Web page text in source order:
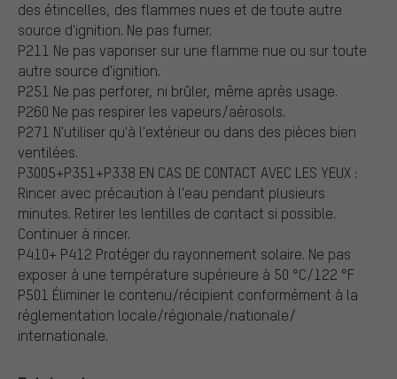
des étincelles, des flammes nues et de toute autre
source d'ignition. Ne pas fumer.
P211 Ne pas vaporiser sur une flamme nue ou sur toute
autre source d'ignition.
P251 Ne pas perforer, ni brûler, même après usage.
P260 Ne pas respirer les vapeurs/aérosols.
P271 N'utiliser qu'à l'extérieur ou dans des pièces bien
ventilées.
P3005+P351+P338 EN CAS DE CONTACT AVEC LES YEUX :
Rincer avec précaution à l'eau pendant plusieurs
minutes. Retirer les lentilles de contact si possible.
Continuer à rincer.
P410+ P412 Protéger du rayonnement solaire. Ne pas
exposer à une température supérieure à 50 °C/122 °F
P501 Éliminer le contenu/récipient conformément à la
réglementation locale/régionale/nationale/
internationale.